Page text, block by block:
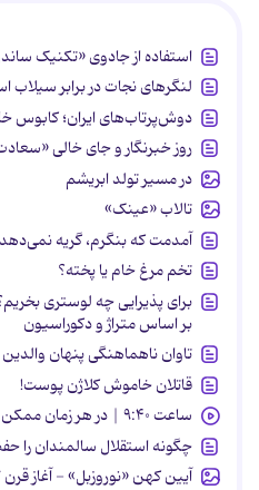
استفاده از جادوی «تکنیک
لنگرهای نجات در برابر
دوش‌پرتاب‌های ایران؛ کابوس
روز خبرنگار و جای خالی
در مسیر تولد ابریشم
تالاب «عینک»
آمدمت که بنگرم، گریه
تخم مرغ خام یا پخته؟
برای پذیرایی چه لوستری
بر اساس متراژ و دکوراسیون
تاوان ناهماهنگی پنهان والدین
قاتلان خاموش کلاژن پوست!
ساعت ۹:۴۰ | در هر زمان ممکن باید انتقامشان را پس بدهند
چگونه استقلال سالمندان را
آیین کهن «نوروزبل» - آغاز قرن ۱۷ دیلمی